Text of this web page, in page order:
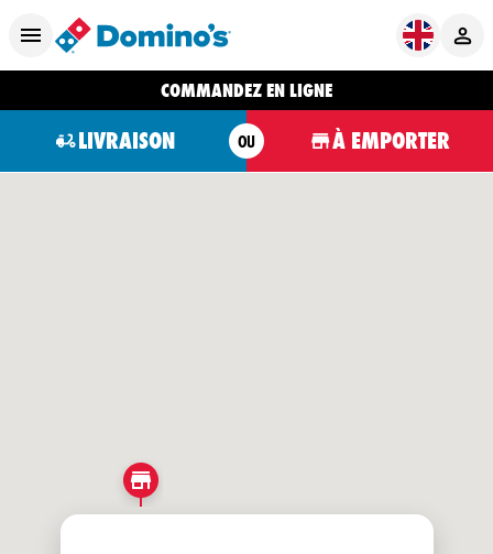
COMMANDEZ EN LIGNE
LIVRAISON OU À EMPORTER